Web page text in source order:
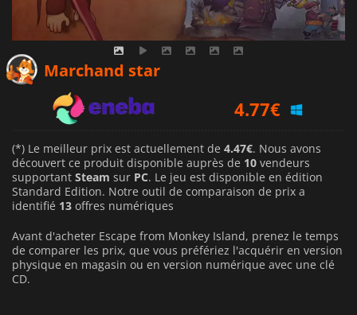
Marchand star
4.77€
5.59€
(*) Le meilleur prix est actuellement de 4.47€. Nous avons
découvert ce produit disponible auprès de 10 vendeurs
supportant Steam sur PC. Le jeu est disponible en édition
Standard Edition. Notre outil de comparaison de prix a
identifié 13 offres numériques
Avant d'acheter Escape from Monkey Island, prenez le temps
de comparer les prix, que vous préfériez l'acquérir en version
physique en magasin ou en version numérique avec une clé
CD.